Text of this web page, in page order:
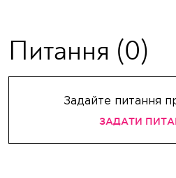
Питання (0)
Задайте питання
ЗАДАТИ